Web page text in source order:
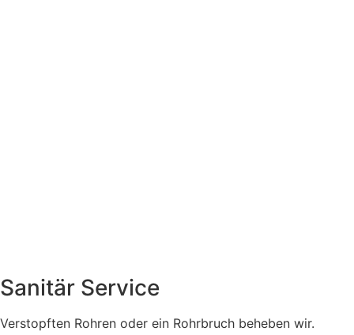
Sanitär Service
Verstopften Rohren oder ein Rohrbruch beheben wir.